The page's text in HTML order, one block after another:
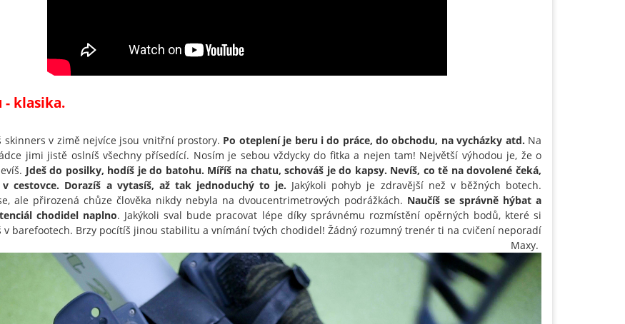
- klasika.
skinners v zimě nejvíce jsou vnitřní prostory. Po oteplení je beru i do práce, do obchodu, na vycházky atd. Na
jimi jistě oslníš všechny přísedící. Nosím je sebou vždycky do fitka a nejen tam! Největší výhodou je, že o
Jdeš do posilky, hodíš je do batohu. Míříš na chatu, schováš je do kapsy. Nevíš, co tě na dovolené čeká,
v cestovce. Dorazíš a vytasíš, až tak jednoduchý to je. Jakýkoli pohyb je zdravější než v běžných botech.
ale přirozená chůze člověka nikdy nebyla na dvoucentrimetrových podrážkách. Naučíš se správně hýbat a
chodidel naplno. Jakýkoli sval bude pracovat lépe díky správnému rozmístění opěrných bodů, které si
v barefootech. Brzy pocítíš jinou stabilitu a vnímání tvých chodidel! Žádný rozumný trenér ti na cvičení neporadí
Maxy.